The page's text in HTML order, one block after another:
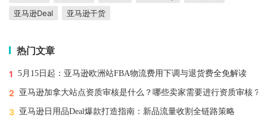
亚马逊Deal
亚马逊干货
热门文章
1 5月15日起：亚马逊欧洲站FBA物流费用下调与退货费全免解读
2 亚马逊加拿大站点资质审核是什么？哪些卖家需要进行资质审核？
3 亚马逊日用品Deal爆款打造指南：新品流量收割全链路策略